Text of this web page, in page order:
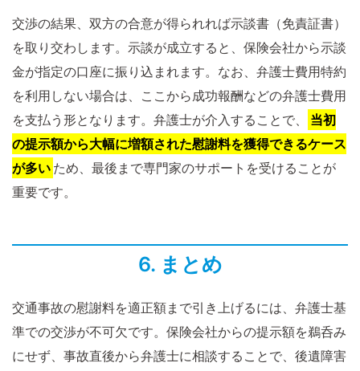
交渉の結果、双方の合意が得られれば示談書（免責証書）
を取り交わします。示談が成立すると、保険会社から示談
金が指定の口座に振り込まれます。なお、弁護士費用特約
を利用しない場合は、ここから成功報酬などの弁護士費用
を支払う形となります。弁護士が介入することで、
当初
の提示額から大幅に増額された慰謝料を獲得できるケース
が多い ため、最後まで専門家のサポートを受けることが
重要です。
6. まとめ
交通事故の慰謝料を適正額まで引き上げるには、弁護士基
準での交渉が不可欠です。保険会社からの提示額を鵜呑み
にせず、事故直後から弁護士に相談することで、後遺障害